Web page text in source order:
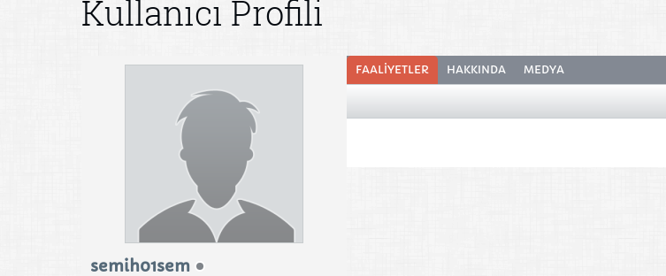
Kullanıcı Profili
semih01sem
FAALIYETLER HAKKINDA MEDYA